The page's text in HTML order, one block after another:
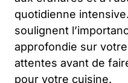
quotidienne
soulignent
approfondie sur
attentes avant de
pour votre cuisine.